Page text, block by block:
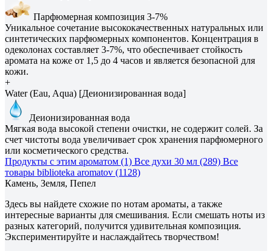
Парфюмерная композиция 3-7%
Уникальное сочетание высококачественных натуральных или
синтетических парфюмерных компонентов. Концентрация в
одеколонах составляет 3-7%, что обеспечивает стойкость
аромата на коже от 1,5 до 4 часов и является безопасной для
кожи.
+
Water (Eau, Aqua) [Деионизированная вода]
Деионизированная вода
Мягкая вода высокой степени очистки, не содержит солей. За
счет чистоты вода увеличивает срок хранения парфюмерного
или косметического средства.
Продукты с этим ароматом (1) Все духи 30 мл (289) Все
товары biblioteka aromatov (1128)
Камень, Земля, Пепел
Здесь вы найдете схожие по нотам ароматы, а также
интересные варианты для смешивания. Если смешать ноты из
разных категорий, получится удивительная композиция.
Экспериментируйте и наслаждайтесь творчеством!